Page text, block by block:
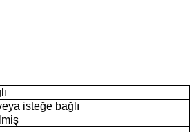
isteğe bağlı